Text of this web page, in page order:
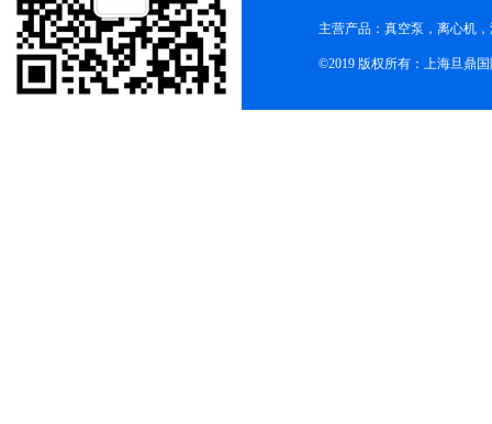
主营产品：真空泵，离心机
©2019 版权所有：上海旦鼎